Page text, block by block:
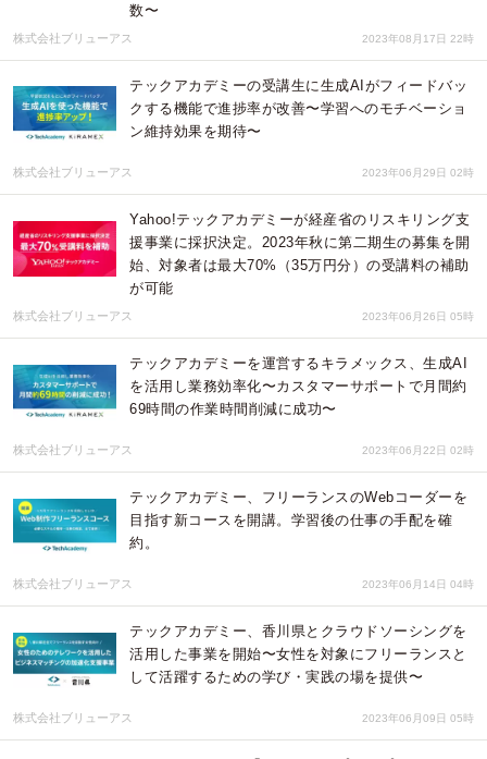
数〜
株式会社ブリューアス 2023年08月17日 22時
テックアカデミーの受講生に生成AIがフィードバッ
クする機能で進捗率が改善〜学習へのモチベーショ
ン維持効果を期待〜
株式会社ブリューアス 2023年06月29日 02時
Yahoo!テックアカデミーが経産省のリスキリング支
援事業に採択決定。2023年秋に第二期生の募集を開
始、対象者は最大70%（35万円分）の受講料の補助
が可能
株式会社ブリューアス 2023年06月26日 05時
テックアカデミーを運営するキラメックス、生成AI
を活用し業務効率化〜カスタマーサポートで月間約
69時間の作業時間削減に成功〜
株式会社ブリューアス 2023年06月22日 02時
テックアカデミー、フリーランスのWebコーダーを
目指す新コースを開講。学習後の仕事の手配を確
約。
株式会社ブリューアス 2023年06月14日 04時
テックアカデミー、香川県とクラウドソーシングを
活用した事業を開始〜女性を対象にフリーランスと
して活躍するための学び・実践の場を提供〜
株式会社ブリューアス 2023年06月09日 05時